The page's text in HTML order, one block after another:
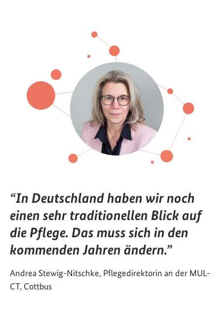
“In Deutschland haben wir noch
einen sehr traditionellen Blick auf
die Pflege. Das muss sich in den
kommenden Jahren ändern.”
Andrea Stewig-Nitschke, Pflegedirektorin an der MUL-
CT, Cottbus